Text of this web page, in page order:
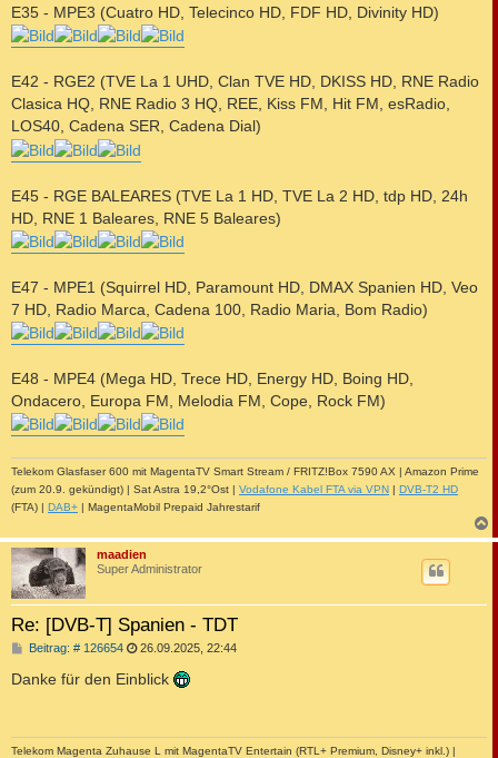
E35 - MPE3 (Cuatro HD, Telecinco HD, FDF HD, Divinity HD)
E42 - RGE2 (TVE La 1 UHD, Clan TVE HD, DKISS HD, RNE Radio
Clasica HQ, RNE Radio 3 HQ, REE, Kiss FM, Hit FM, esRadio,
LOS40, Cadena SER, Cadena Dial)
E45 - RGE BALEARES (TVE La 1 HD, TVE La 2 HD, tdp HD, 24h
HD, RNE 1 Baleares, RNE 5 Baleares)
E47 - MPE1 (Squirrel HD, Paramount HD, DMAX Spanien HD, Veo
7 HD, Radio Marca, Cadena 100, Radio Maria, Bom Radio)
E48 - MPE4 (Mega HD, Trece HD, Energy HD, Boing HD,
Ondacero, Europa FM, Melodia FM, Cope, Rock FM)
Telekom Glasfaser 600 mit MagentaTV Smart Stream / FRITZ!Box 7590 AX | Amazon Prime
(zum 20.9. gekündigt) | Sat Astra 19,2°Ost | Vodafone Kabel FTA via VPN | DVB-T2 HD
(FTA) | DAB+ | MagentaMobil Prepaid Jahrestarif
a
maadien
Super Administrator
Re: [DVB-T] Spanien - TDT
Beitrag: # 126654B
i
26.09.2025, 22:44
Danke für den Einblick
Telekom Magenta Zuhause L mit MagentaTV Entertain (RTL+ Premium, Disney+ inkl.) |